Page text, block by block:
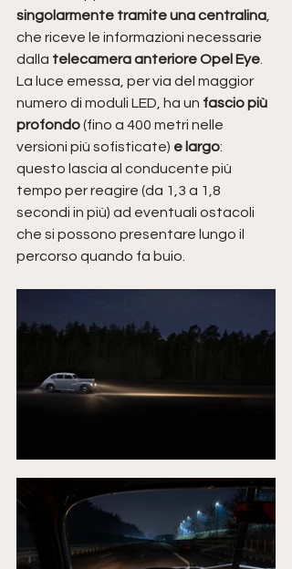
singolarmente tramite una centralina
che riceve le informazioni necessarie
dalla telecamera anteriore Opel Eye
La luce emessa, per via del maggior
numero di moduli LED, ha un fascio più
profondo (fino a 400 metri nelle
versioni più sofisticate) e largo:
questo lascia al conducente più
tempo per reagire (da 1,3 a 1,8
secondi in più) ad eventuali ostacoli
che si possono presentare lungo il
percorso quando fa buio.